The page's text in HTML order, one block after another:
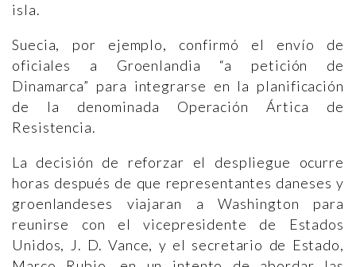
isla.
Suecia, por ejemplo, confirmó el envío de
oficiales a Groenlandia “a petición de
Dinamarca” para integrarse en la planificación
de la denominada Operación Ártica de
Resistencia.
La decisión de reforzar el despliegue ocurre
horas después de que representantes daneses y
groenlandeses viajaran a Washington para
reunirse con el vicepresidente de Estados
Unidos, J. D. Vance, y el secretario de Estado,